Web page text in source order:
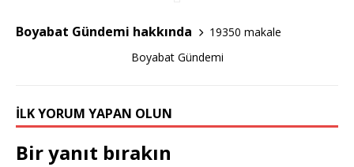
o
k
Boyabat Gündemi hakkında
19350 makale
Boyabat Gündemi
İLK YORUM YAPAN OLUN
Bir yanıt bırakın